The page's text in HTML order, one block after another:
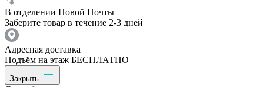
В отделении Новой Почты
Заберите товар в течение 2-3 дней
Адресная доставка
Подъём на этаж БЕСПЛАТНО
Закрыть